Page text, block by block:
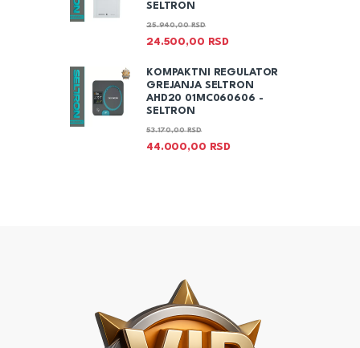
SELTRON
24.500,00 RSD
25.940,00RSD
KOMPAKTNI REGULATOR
GREJANJA SELTRON
AHD20 01MC060606 -
SELTRON
44.000,00 RSD
53.170,00RSD